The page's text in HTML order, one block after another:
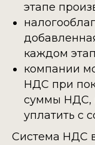
этапе
каждом
компании
НДС при
суммы НДС,
уплатить с
Система НДС